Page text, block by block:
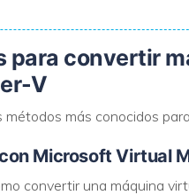
para convertir
V
más conocidos
Microsoft Virtual
convertir una máquina